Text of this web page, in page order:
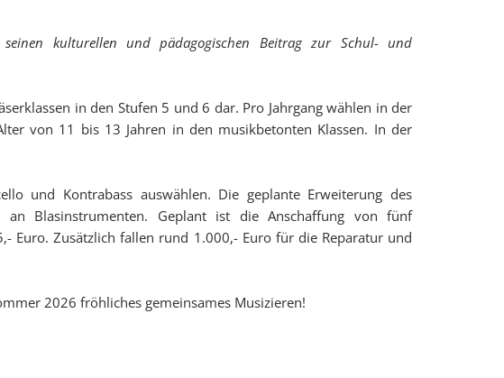
kulturellen und pädagogischen Beitrag zur Schul- und
in den Stufen 5 und 6 dar. Pro Jahrgang wählen in der
von 11 bis 13 Jahren in den musikbetonten Klassen. In der
und Kontrabass auswählen. Die geplante Erweiterung des
an Blasinstrumenten. Geplant ist die Anschaffung von fünf
Euro. Zusätzlich fallen rund 1.000,- Euro für die Reparatur und
2026 fröhliches gemeinsames Musizieren!